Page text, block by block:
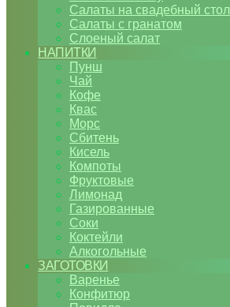
Салаты на свадебный стол
Салаты с гранатом
Слоеный салат
НАПИТКИ
Пунш
Чай
Кофе
Квас
Морс
Сбитень
Кисель
Компоты
Фруктовые
Лимонад
Газированные
Соки
Коктейли
Алкогольные
ЗАГОТОВКИ
Варенье
Конфитюр